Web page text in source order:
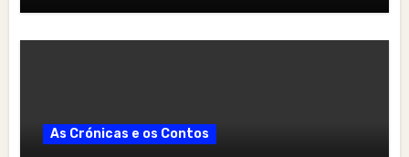
As Crónicas e os Contos